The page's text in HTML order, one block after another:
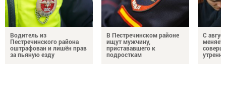
Водитель из
Пестречинского района
оштрафован и лишён прав
за пьяную езду
В Пестречинском районе
ищут мужчину,
пристававшего к
подросткам
С